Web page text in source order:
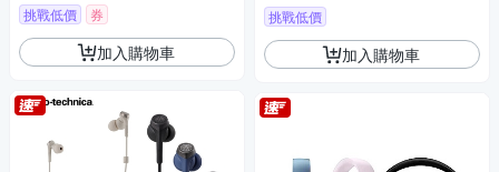
挑戰低價 券
加入購物車
挑戰低價
加入購物車